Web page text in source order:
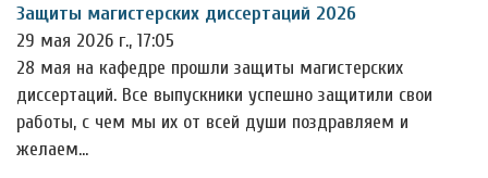
Защиты магистерских диссертаций 2026
29 мая 2026 г., 17:05
28 мая на кафедре прошли защиты магистерских
диссертаций. Все выпускники успешно защитили свои
работы, с чем мы их от всей души поздравляем и
желаем…